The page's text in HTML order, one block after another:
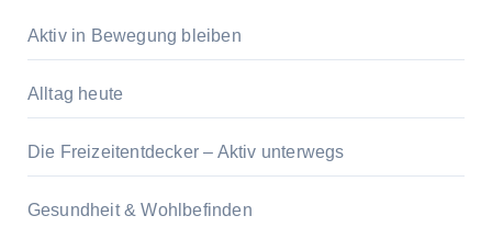
Aktiv in Bewegung bleiben
Alltag heute
Die Freizeitentdecker – Aktiv unterwegs
Gesundheit & Wohlbefinden